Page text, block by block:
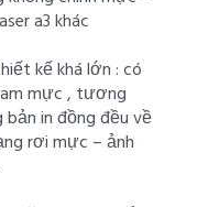
a3 khác
kế khá lớn : có
mực , tương
in đồng đều về
rơi mực – ảnh